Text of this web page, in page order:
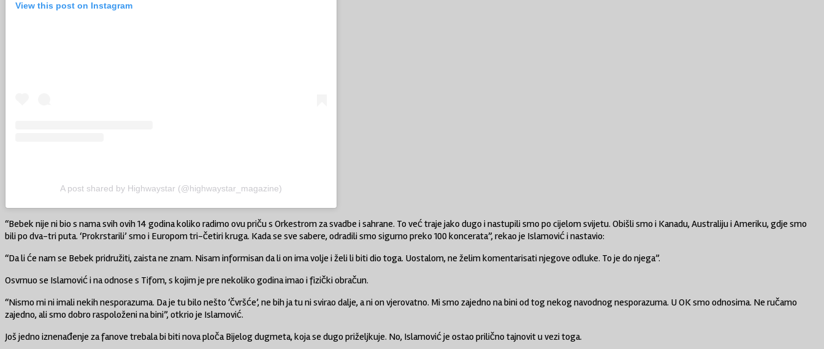
View this post on Instagram
A post shared by Highwaystar (@highwaystar_magazine)
“Bebek nije ni bio s nama svih ovih 14 godina koliko radimo ovu priču s Orkestrom za svadbe i sahrane. To već traje jako dugo i nastupili smo po cijelom svijetu. Obišli smo i Kanadu, Australiju i Ameriku, gdje smo
bili po dva-tri puta. ‘Prokrstarili’ smo i Europom tri-četiri kruga. Kada se sve sabere, odradili smo sigurno preko 100 koncerata”, rekao je Islamović i nastavio:
“Da li će nam se Bebek pridružiti, zaista ne znam. Nisam informisan da li on ima volje i želi li biti dio toga. Uostalom, ne želim komentarisati njegove odluke. To je do njega”.
Osvrnuo se Islamović i na odnose s Tifom, s kojim je pre nekoliko godina imao i fizički obračun.
“Nismo mi ni imali nekih nesporazuma. Da je tu bilo nešto ‘čvršće’, ne bih ja tu ni svirao dalje, a ni on vjerovatno. Mi smo zajedno na bini od tog nekog navodnog nesporazuma. U OK smo odnosima. Ne ručamo
zajedno, ali smo dobro raspoloženi na bini”, otkrio je Islamović.
Još jedno iznenađenje za fanove trebala bi biti nova ploča Bijelog dugmeta, koja se dugo priželjkuje. No, Islamović je ostao prilično tajnovit u vezi toga.